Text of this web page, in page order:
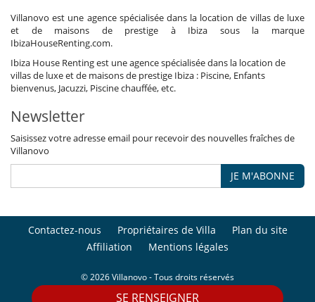
SE RENSEIGNER
Villanovo est une agence spécialisée dans la location de villas de luxe
et de maisons de prestige à Ibiza sous la marque
IbizaHouseRenting.com.
Ibiza House Renting est une agence spécialisée dans la location de
villas de luxe et de maisons de prestige Ibiza : Piscine, Enfants
bienvenus, Jacuzzi, Piscine chauffée, etc.
Newsletter
Saisissez votre adresse email pour recevoir des nouvelles fraîches de
Villanovo
JE M'ABONNE
Contactez-nous Propriétaires de Villa
Plan du site
Affiliation
Mentions légales
© 2026 Villanovo - Tous droits réservés